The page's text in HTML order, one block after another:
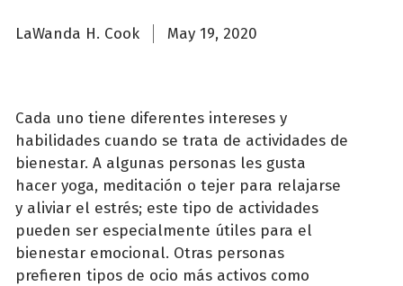
LaWanda H. Cook May 19, 2020
Cada uno tiene diferentes intereses y
habilidades cuando se trata de actividades de
bienestar. A algunas personas les gusta
hacer yoga, meditación o tejer para relajarse
y aliviar el estrés; este tipo de actividades
pueden ser especialmente útiles para el
bienestar emocional. Otras personas
prefieren tipos de ocio más activos como